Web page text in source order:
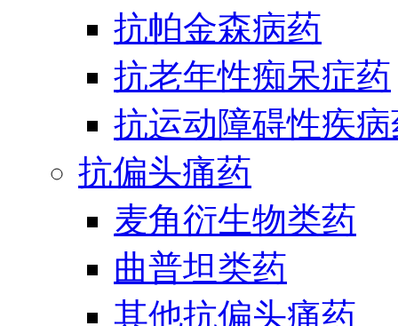
抗帕金森病药
抗老年性痴呆症药
抗运动障碍性疾
抗偏头痛药
麦角衍生物类药
曲普坦类药
其他抗偏头痛药